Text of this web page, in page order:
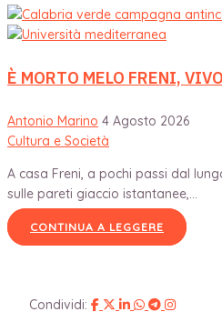
È MORTO MELO FRENI,
Antonio Marino 4 Agosto 2026
Cultura e Società
A casa Freni, a pochi passi dal
sulle pareti giaccio istantanee,...
CONTINUA A LEGGERE
Condividi: